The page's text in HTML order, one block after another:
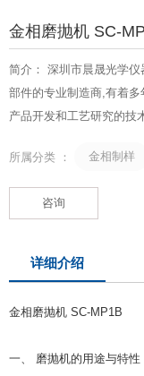
金相磨抛机 SC-
简介： 深圳市晨晟光学
部件的专业制造商,有着
产品开发和工艺研究的技
所属分类 ： 金相制样
咨询
详细介绍
金相磨抛机 SC-MP1B
一、 磨抛机的用途与特性